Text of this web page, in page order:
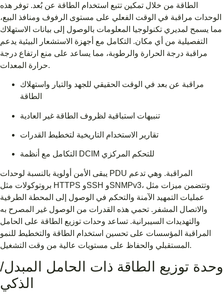
الطاقة من خلال تمكين تتبع استخدام الطاقة عن بُعد. توفر هذه
الوحدات مراقبة في الوقت الفعلي على مستوى الرفوف ومنافذ البيع،
مما يسمح لمديري تكنولوجيا المعلومات بالوصول إلى بيانات الاستهلاك
التفصيلية من أي مكان. التكامل مع أجهزة الاستشعار البيئية يدعم
مراقبة درجة الحرارة والرطوبة، مما يساعد على منع ارتفاع درجة
حرارة المعدات.
مراقبة عن بعد في الوقت الحقيقي للجهد والتيار واستهلاك
الطاقة
تنبيهات استباقية لظروف الطاقة غير العادية
تقارير الاستخدام التاريخية لتخطيط القدرات
يبقى الأمن أولوية بالنسبة لوحدات PDU المراقبة. وهي تدعم
بروتوكولات مثل HTTPS وSSH وSNMPv3، وتتضمن ميزات مثل
عمليات التمهيد الآمنة والتحكم في الوصول إلى المحطة الطرفية
والاتصال المشفر. تحمي هذه القدرات من الوصول غير المصرح به
والتهديدات السيبرانية. تساعد وحدات توزيع الطاقة على الحامل
المراقبة المؤسسات على تحسين استخدام الطاقة والتخطيط للنمو
المستقبلي والحفاظ على مستويات عالية من وقت التشغيل.
وحدة توزيع الطاقة ذات الحامل المبدل/
الذكي